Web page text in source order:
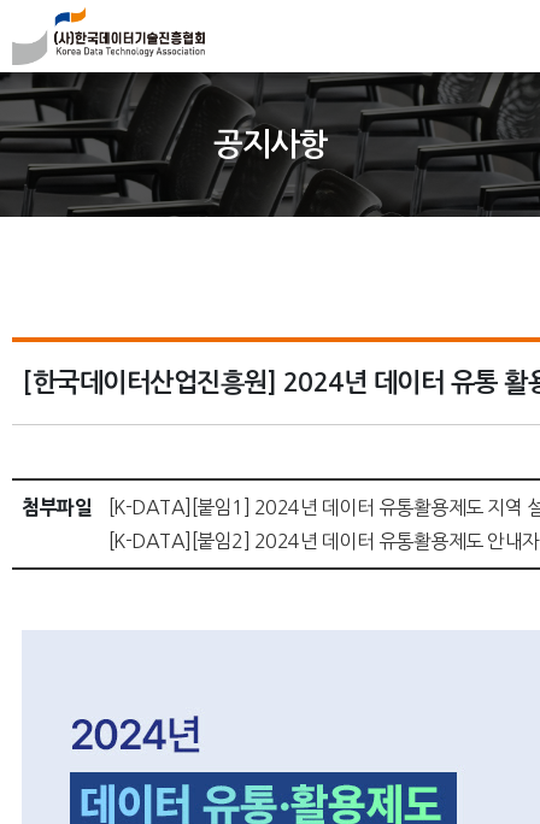
공지사항
[한국데이터산업진흥원] 2024년 데이터 유통
첨부파일
[K-DATA][붙임1] 2024년 데이터 유통활용제도 지역
[K-DATA][붙임2] 2024년 데이터 유통활용제도 안내